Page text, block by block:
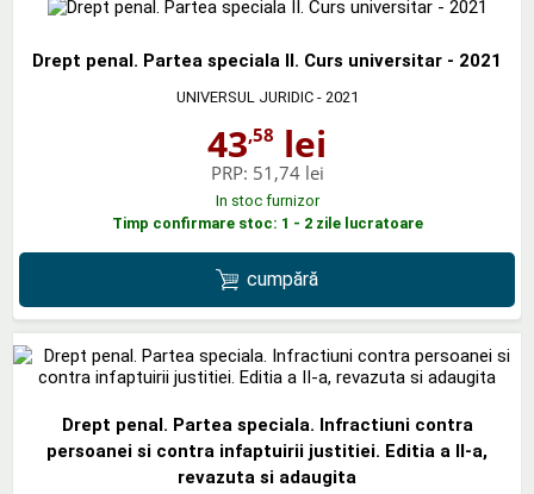
Drept penal. Partea speciala II. Curs universitar - 2021
UNIVERSUL JURIDIC- 2021
43,58 lei
PRP: 51,74 lei
In stoc furnizor
Timp confirmare stoc: 1 - 2 zile lucratoare
cumpără
Drept penal. Partea speciala. Infractiuni contra
persoanei si contra infaptuirii justitiei. Editia a II-a,
revazuta si adaugita